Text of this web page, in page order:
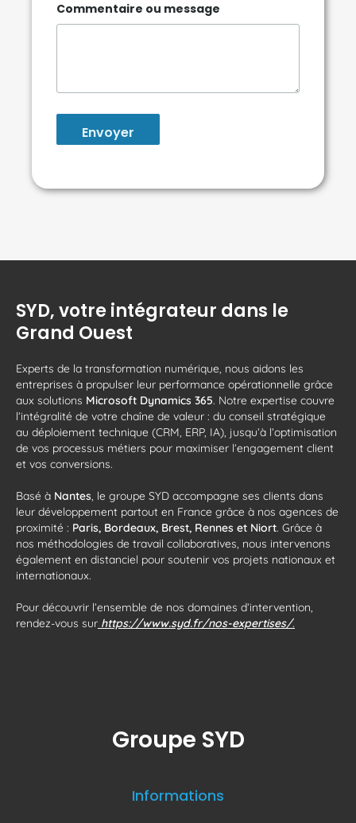
e
*
Commentaire ou message
Envoyer
SYD, votre intégrateur dans le
Grand Ouest
Experts de la transformation numérique, nous aidons les
entreprises à propulser leur performance opérationnelle grâce
aux solutions Microsoft Dynamics 365. Notre expertise couvre
l’intégralité de votre chaîne de valeur : du conseil stratégique
au déploiement technique (CRM, ERP, IA), jusqu’à l’optimisation
de vos processus métiers pour maximiser l’engagement client
et vos conversions.
Basé à Nantes, le groupe SYD accompagne ses clients dans
leur développement partout en France grâce à nos agences de
proximité : Paris, Bordeaux, Brest, Rennes et Niort. Grâce à
nos méthodologies de travail collaboratives, nous intervenons
également en distanciel pour soutenir vos projets nationaux et
internationaux.
Pour découvrir l’ensemble de nos domaines d’intervention,
rendez-vous sur https://www.syd.fr/nos-expertises/.
Groupe SYD
Informations